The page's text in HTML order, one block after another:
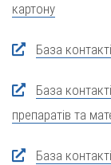
картону
База
База
препаратів та
База